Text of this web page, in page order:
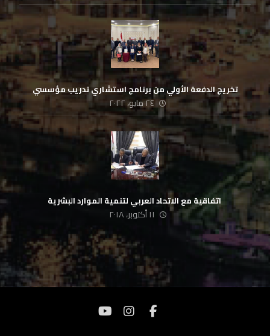
تخريج الدفعة الأولي من برنامج استشاري تدريب مؤسسي
٢٤ مايو، ٢٠٢٢
‏ اتفاقية مع الاتحاد العربي لتنمية الموارد البشرية
١١ أكتوبر، ٢٠١٨